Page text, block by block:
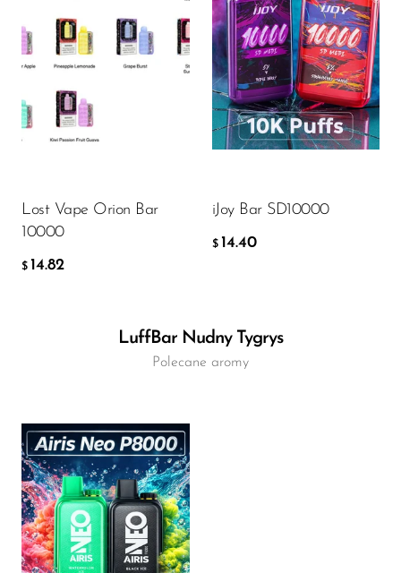
Lost Vape Orion Bar
10000
$ 14.82
Flavor
$ 14.82
iJoy Bar SD10000
$ 14.40
Flavor
$14.40
LuffBar Nudny Tygrys
Polecane aromy
Flavor